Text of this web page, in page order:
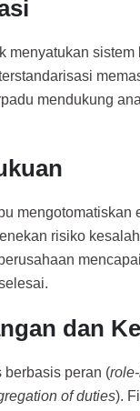
menyatukan
mendukung
mengotomatiskan
risiko
dan
berbasis peran (
of duties).